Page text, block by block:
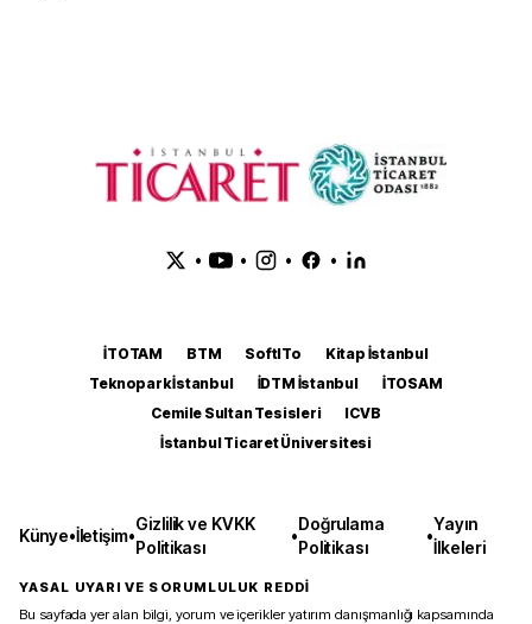
• • • •
İTOTAM BTM SoftITo
Kitap İstanbul
Teknopark İstanbul
İDTM İstanbul
İTOSAM
Cemile Sultan Tesisleri
ICVB
İstanbul Ticaret Üniversitesi
Künye•İletişim•
Gizlilik ve KVKK
Politikası
•
Doğrulama
Politikası
•
Yayın
İlkeleri
YASAL UYARI VE SORUMLULUK REDDİ
Bu sayfada yer alan bilgi, yorum ve içerikler yatırım danışmanlığı kapsamında